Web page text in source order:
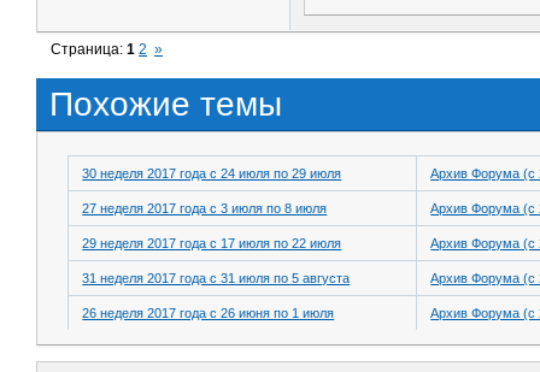
Страница:1 2 »
Похожие темы
30 неделя 2017 года с 24 июля по 29 июля Архив Форума (с
27 неделя 2017 года с 3 июля по 8 июля Архив Форума (с
29 неделя 2017 года с 17 июля по 22 июля Архив Форума (с
31 неделя 2017 года с 31 июля по 5 августа Архив Форума (с
26 неделя 2017 года с 26 июня по 1 июля Архив Форума (с